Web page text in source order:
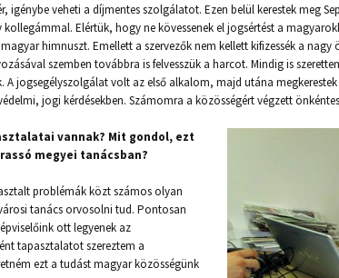
igénybe veheti a díjmentes szolgálatot. Ezen belül kerestek meg
Elértük, hogy ne kövessenek el jogsértést a
himnuszt. Emellett a szervezők nem kellett kifizessék a nagy
szemben továbbra is felvesszük a harcot. Mindig is
A jogsegélyszolgálat volt az első alkalom, majd utána
jogi kérdésekben. Számomra a közösségért végzett
vannak? Mit gondol, ezt
megyei tanácsban?
problémák közt számos olyan
tanács orvosolni tud. Pontosan
ott legyenek az
tapasztalatot szereztem a
ezt a tudást magyar közösségünk